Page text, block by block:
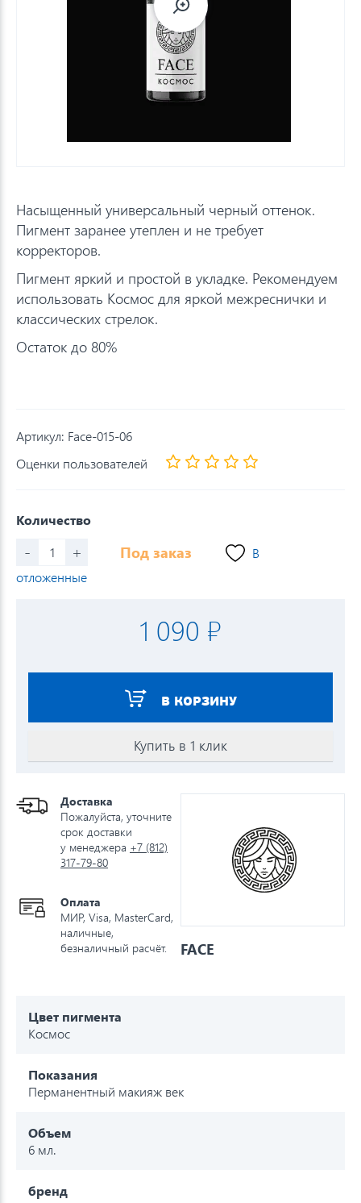
Насыщенный универсальный черный оттенок.
Пигмент заранее утеплен и не требует
корректоров.
Пигмент яркий и простой в укладке. Рекомендуем
использовать Космос для яркой межреснички и
классических стрелок.
Остаток до 80%
Артикул: Face-015-06
Оценки пользователей
Количество
- + Под заказ
В
отложенные
1 090 ₽
В КОРЗИНУ
Купить в 1 клик
Доставка
Пожалуйста, уточните
срок доставки
у менеджера +7 (812)
317-79-80
Оплата
МИР, Visa, MasterCard,
наличные,
безналичный расчёт.
FACE
Цвет пигмента
Космос
Показания
Перманентный макияж век
Объем
6 мл.
бренд